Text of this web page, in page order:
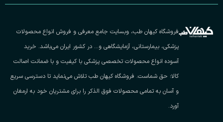
فروشگاه کیهان طب، وبسایت جامع معرفی و فروش انواع محصولات
پزشکی، بیمارستانی، آزمایشگاهی و… در کشور ایران می‌باشد. خرید
آسوده انواع محصولات تخصصی پزشکی با کیفیت و با ضمانت اصالت
کالا؛ حق شماست. فروشگاه کیهان طب تلاش می‌نماید تا دسترسی سریع
و آسان به تمامی محصولات فوق الذکر را برای مشتریان خود به ارمغان
آورد.